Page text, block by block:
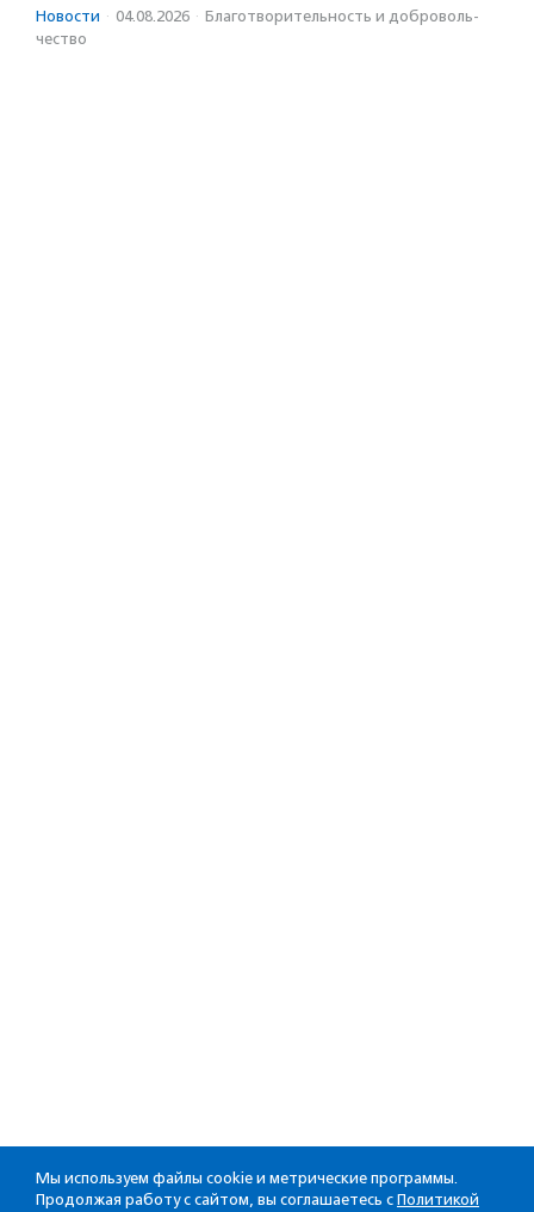
Новости · 04.08.2026 · Благотвори­тель­ность и доброволь­
чест­во
Мы используем файлы cookie и метрические программы.
Продолжая работу с сайтом, вы соглашаетесь с Политикой